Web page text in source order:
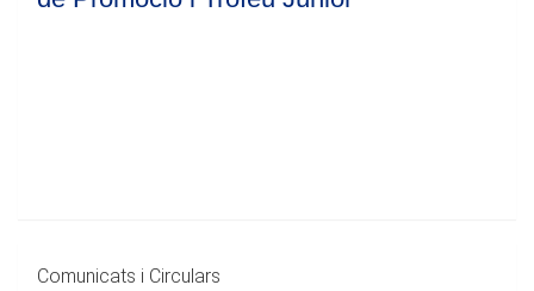
Comunicats i Circulars